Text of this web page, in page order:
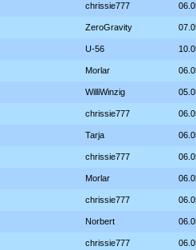
chrissie777
ZeroGravity
U-56
Morlar
WilliWinzig
chrissie777
Tarja
chrissie777
Morlar
chrissie777
Norbert
chrissie777